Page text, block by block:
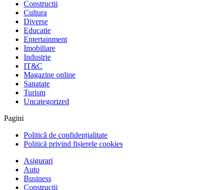
Constructii
Cultura
Diverse
Educatie
Entertainment
Imobiliare
Industrie
IT&C
Magazine online
Sanatate
Turism
Uncategorized
Pagini
Politică de confidențialitate
Politică privind fișierele cookies
Asigurari
Auto
Business
Constructii